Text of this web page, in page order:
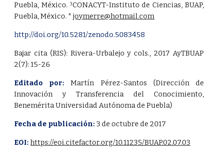
Puebla, México. 3CONACYT-Instituto de Ciencias, BUAP,
Puebla, México. *joymerre@hotmail.com
http://doi.org/10.5281/zenodo.5083458
Bajar cita (RIS): Rivera-Urbalejo y cols., 2017 AyTBUAP
2(7): 15-26
Editado por:
Martín Pérez-Santos (Dirección de
Innovación y Transferencia del Conocimiento,
Benemérita Universidad Autónoma de Puebla)
Fecha de publicación:3 de octubre de 2017
EOI: https://eoi.citefactor.org/10.11235/BUAP.02.07.03